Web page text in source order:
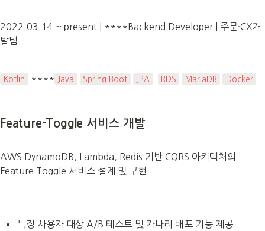
2022.03.14 ~ present | ****Backend Developer | 주문·CX개
발팀
Kotlin **** Java Spring Boot JPA RDS MariaDB Docker
Feature-Toggle 서비스 개발
AWS DynamoDB, Lambda, Redis 기반 CQRS 아키텍처의
Feature Toggle 서비스 설계 및 구현
특정 사용자 대상 A/B 테스트 및 카나리 배포 기능 제공